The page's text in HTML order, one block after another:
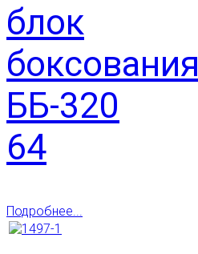
блок
боксования
ББ-320
64
Подробнее...